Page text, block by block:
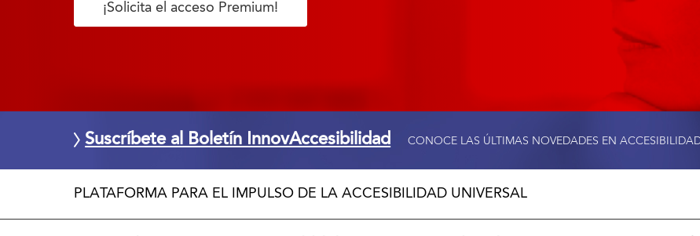
¡Solicita el acceso Premium!
Suscríbete al Boletín InnovAccesibilidad CONOCE LAS ÚLTIMAS NOVEDADES EN
PLATAFORMA PARA EL IMPULSO DE LA ACCESIBILIDAD UNIVERSAL